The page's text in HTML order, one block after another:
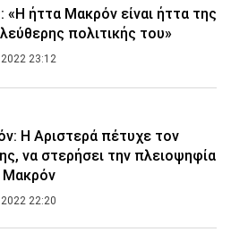
«Η ήττα Μακρόν είναι ήττα της
πολιτικής του»
2022 23:12
Η Αριστερά πέτυχε τον
να στερήσει την πλειοψηφία
Μακρόν
2022 22:20